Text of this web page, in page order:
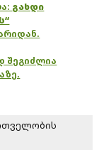
გახდი
შეგიძლია